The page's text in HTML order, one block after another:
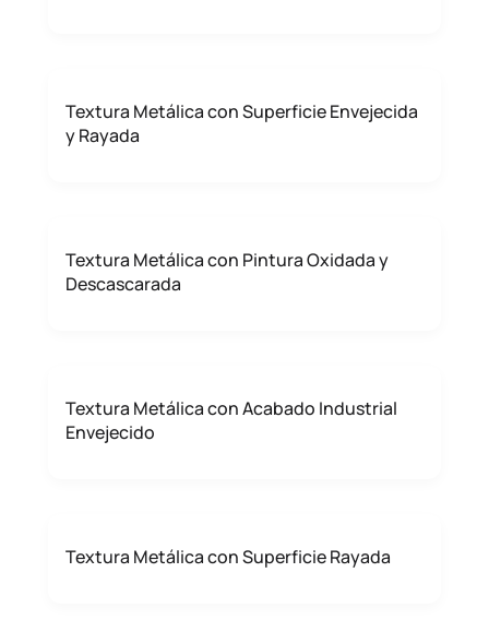
Textura Metálica con Superficie Envejecida
y Rayada
Textura Metálica con Pintura Oxidada y
Descascarada
Textura Metálica con Acabado Industrial
Envejecido
Textura Metálica con Superficie Rayada